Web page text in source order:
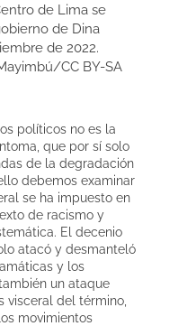
de Lima se
de Dina
de 2022.
CC BY-SA
políticos no es la
que por sí solo
de la degradación
debemos examinar
se ha impuesto en
de racismo y
El decenio
atacó y desmanteló
y los
un ataque
visceral del término,
movimientos